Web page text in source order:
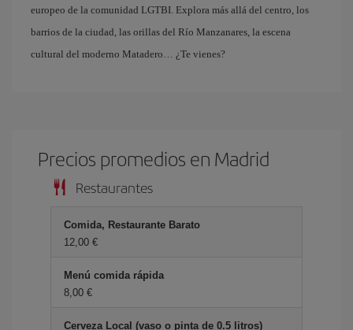
europeo de la comunidad LGTBI. Explora más allá del centro, los
barrios de la ciudad, las orillas del Río Manzanares, la escena
cultural del moderno Matadero… ¿Te vienes?
Precios promedios en Madrid
Restaurantes
Comida, Restaurante Barato
12,00 €
Menú comida rápida
8,00 €
Cerveza Local (vaso o pinta de 0.5 litros)